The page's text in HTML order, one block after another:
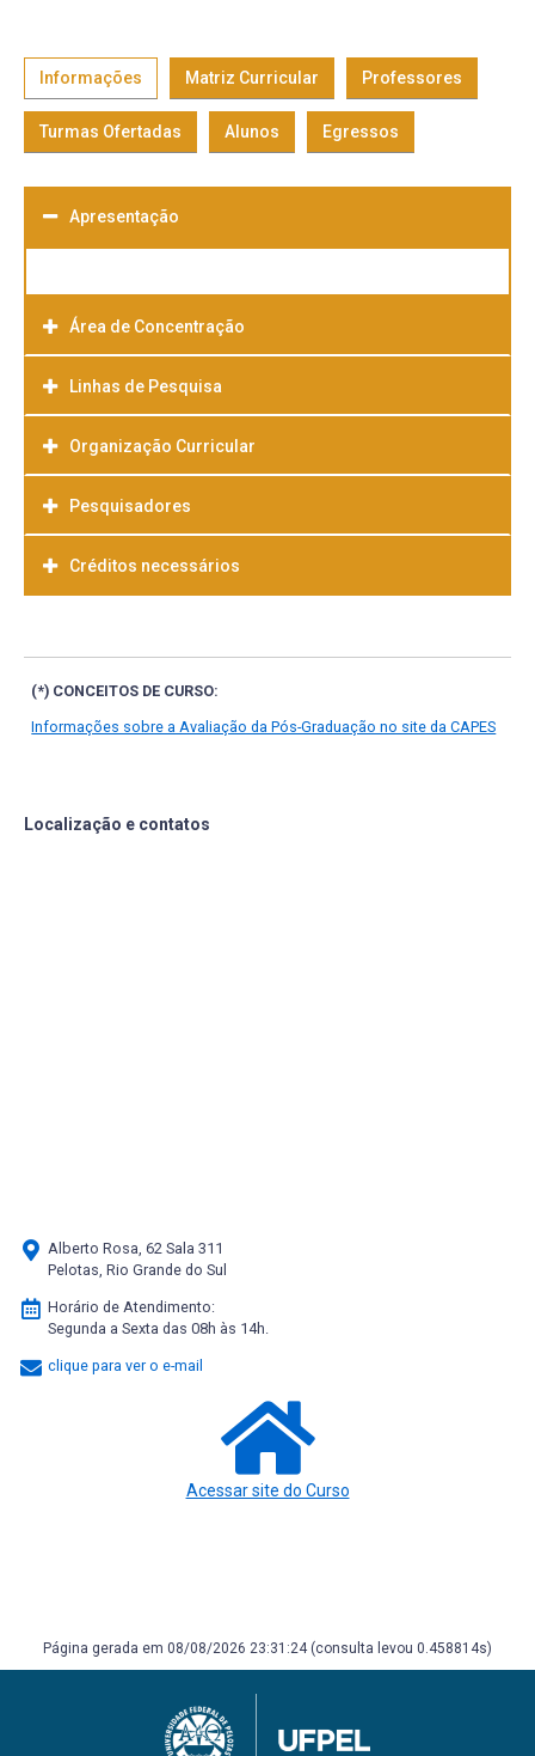
Informações Matriz Curricular Professores
Turmas Ofertadas Alunos Egressos
Apresentação
Área de Concentração
Linhas de Pesquisa
Organização Curricular
Pesquisadores
Créditos necessários
(*) CONCEITOS DE CURSO:
Informações sobre a Avaliação da Pós-Graduação no site da CAPES
Localização e contatos
Alberto Rosa, 62 Sala 311
Pelotas, Rio Grande do Sul
Horário de Atendimento:
Segunda a Sexta das 08h às 14h.
clique para ver o e-mail
Acessar site do Curso
Página gerada em 08/08/2026 23:31:24 (consulta levou 0.458814s)